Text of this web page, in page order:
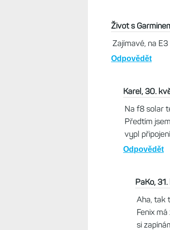
Život s
Zajímavé, na
Odpovědět
Karel, 30.
Na f8 solar
Předtím
vypl
Odpovědět
PaKo,
Aha, tak
Fenix
si